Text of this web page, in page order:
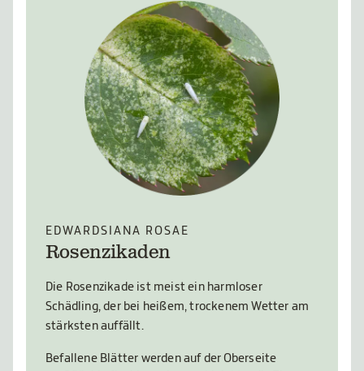
EDWARDSIANA ROSAE
Rosenzikaden
Die Rosenzikade ist meist ein harmloser
Schädling, der bei heißem, trockenem Wetter am
stärksten auffällt.
Befallene Blätter werden auf der Oberseite